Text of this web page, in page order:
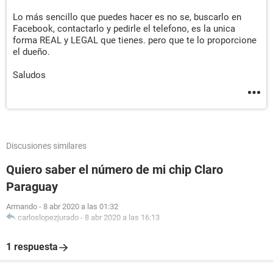
Lo más sencillo que puedes hacer es no se, buscarlo en
Facebook, contactarlo y pedirle el telefono, es la unica
forma REAL y LEGAL que tienes. pero que te lo proporcione
el dueño.
Saludos
Discusiones similares
Quiero saber el número de mi chip Claro
Paraguay
Armando - 8 abr 2020 a las 01:32
carloslopezjurado - 8 abr 2020 a las 16:13
1 respuesta